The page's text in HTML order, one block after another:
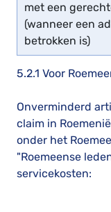
met een
(wanneer een
betrokken is)
5.2.1 Voor
Onverminderd
claim in
onder het
"Roemeense
servicekosten: